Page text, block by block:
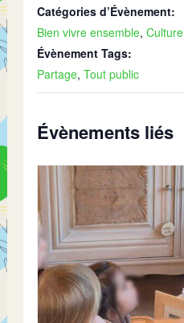
Catégories d’Évènement:
Bien vivre ensemble,Culture
Évènement Tags:
Partage,Tout public
Évènements liés